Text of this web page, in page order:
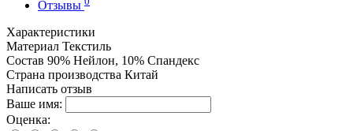
Отзывы
Характеристики
Материал Текстиль
Состав 90% Нейлон, 10% Спандекс
Страна производства Китай
Написать отзыв
Ваше имя:
Оценка: